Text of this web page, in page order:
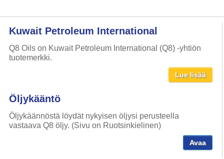
Kuwait Petroleum International
Q8 Oils on Kuwait Petroleum International (Q8) -yhtiön
tuotemerkki.
Lue lisää
Öljykääntö
Öljykäännöstä löydät nykyisen öljysi perusteella
vastaava Q8 öljy. (Sivu on Ruotsinkielinen)
Avaa